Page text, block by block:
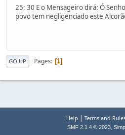
25: 30 E o Mensageiro dirá: Ó
povo tem negligenciado este
GO UP Pages 1
Help Terms and
SMF 2.1.4 © 2023,